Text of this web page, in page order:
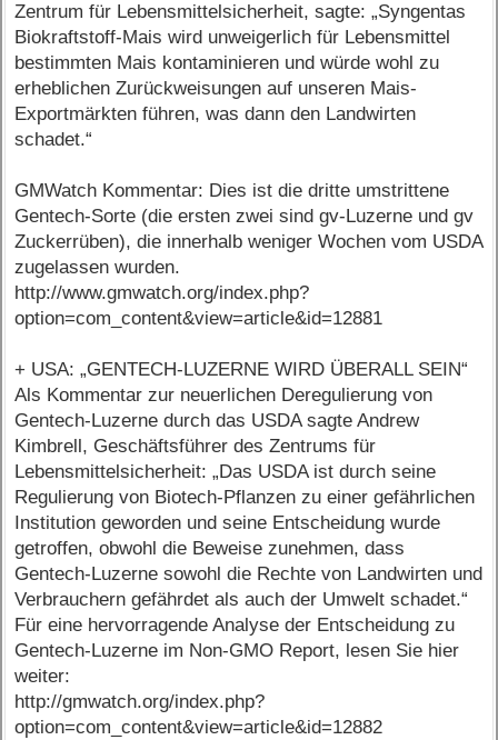
Zentrum für Lebensmittelsicherheit, sagte: „Syngentas
Biokraftstoff-Mais wird unweigerlich für Lebensmittel
bestimmten Mais kontaminieren und würde wohl zu
erheblichen Zurückweisungen auf unseren Mais-
Exportmärkten führen, was dann den Landwirten
schadet.“
GMWatch Kommentar: Dies ist die dritte umstrittene
Gentech-Sorte (die ersten zwei sind gv-Luzerne und gv
Zuckerrüben), die innerhalb weniger Wochen vom USDA
zugelassen wurden.
http://www.gmwatch.org/index.php?
option=com_content&view=article&id=12881
+ USA: „GENTECH-LUZERNE WIRD ÜBERALL SEIN“
Als Kommentar zur neuerlichen Deregulierung von
Gentech-Luzerne durch das USDA sagte Andrew
Kimbrell, Geschäftsführer des Zentrums für
Lebensmittelsicherheit: „Das USDA ist durch seine
Regulierung von Biotech-Pflanzen zu einer gefährlichen
Institution geworden und seine Entscheidung wurde
getroffen, obwohl die Beweise zunehmen, dass
Gentech-Luzerne sowohl die Rechte von Landwirten und
Verbrauchern gefährdet als auch der Umwelt schadet.“
Für eine hervorragende Analyse der Entscheidung zu
Gentech-Luzerne im Non-GMO Report, lesen Sie hier
weiter:
http://gmwatch.org/index.php?
option=com_content&view=article&id=12882